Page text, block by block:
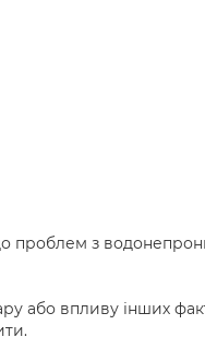
проблем з
або впливу інших